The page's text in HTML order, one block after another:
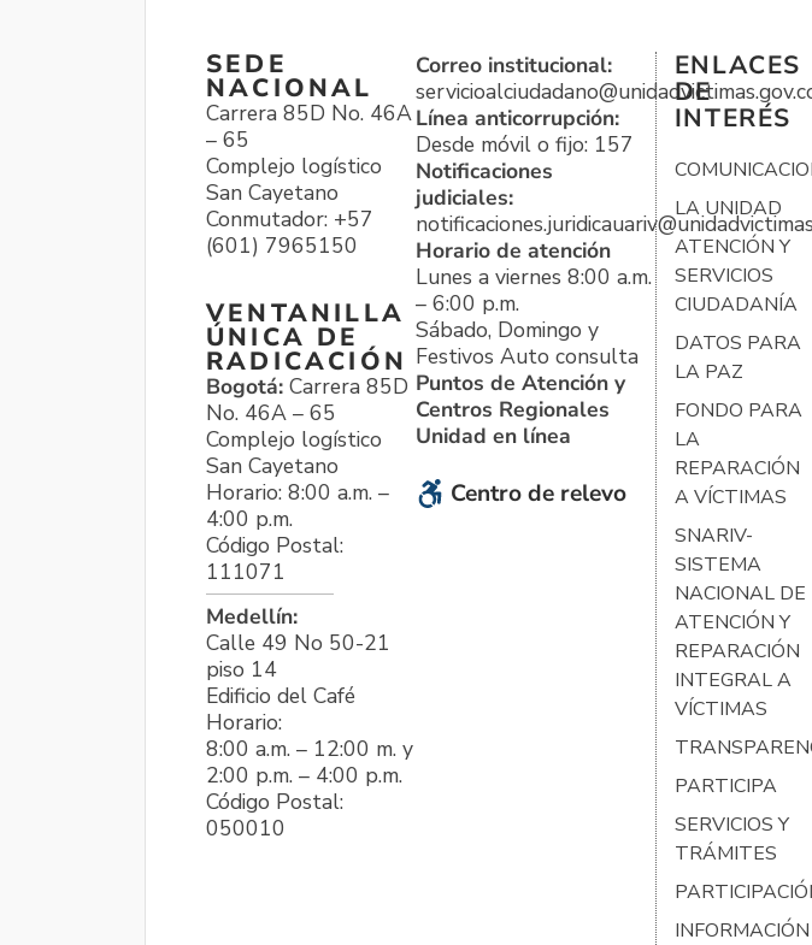
SEDE
NACIONAL
Carrera 85D No. 46A
– 65
Complejo logístico
San Cayetano
Conmutador: +57
(601) 7965150
VENTANILLA
ÚNICA DE
RADICACIÓN
Bogotá: Carrera 85D
No. 46A – 65
Complejo logístico
San Cayetano
Horario: 8:00 a.m. –
4:00 p.m.
Código Postal:
111071
Medellín:
Calle 49 No 50-21
piso 14
Edificio del Café
Horario:
8:00 a.m. – 12:00 m. y
2:00 p.m. – 4:00 p.m.
Código Postal:
050010
Correo institucional:
Línea anticorrupción:
Desde móvil o fijo: 157
Notificaciones
judiciales:
Horario de atención
Lunes a viernes 8:00 a.m.
– 6:00 p.m.
Sábado, Domingo y
Festivos Auto consulta
Puntos de Atención y
Centros Regionales
Unidad en línea
Centro de relevo
ENLACES
DE
INTERÉS
LA UNIDAD
ATENCIÓN Y
SERVICIOS
CIUDADANÍA
DATOS PARA
LA PAZ
FONDO PARA
LA
REPARACIÓN
A VÍCTIMAS
SNARIV-
SISTEMA
NACIONAL DE
ATENCIÓN Y
REPARACIÓN
INTEGRAL A
VÍCTIMAS
PARTICIPA
SERVICIOS Y
TRÁMITES
INFORMACIÓN